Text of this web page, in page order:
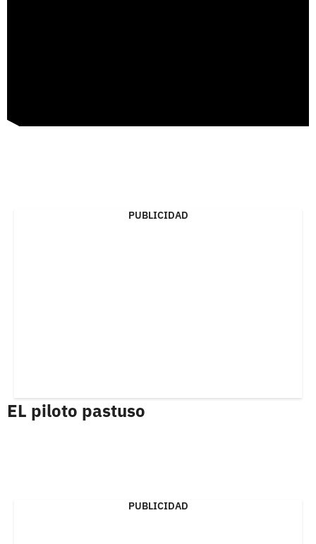
PUBLICIDAD
EL piloto pastuso
PUBLICIDAD